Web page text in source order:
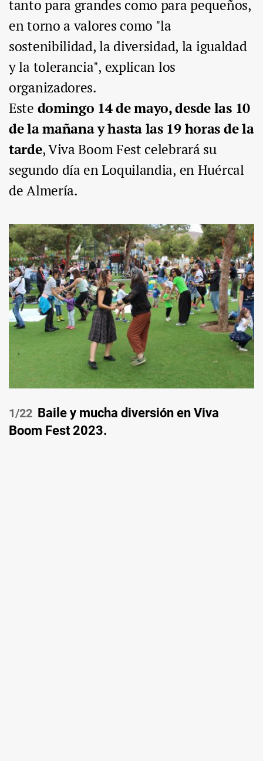
tanto para grandes como para pequeños,
en torno a valores como "la
sostenibilidad, la diversidad, la igualdad
y la tolerancia", explican los
organizadores.
Este domingo 14 de mayo, desde las 10
de la mañana y hasta las 19 horas de la
tarde, Viva Boom Fest celebrará su
segundo día en Loquilandia, en Huércal
de Almería.
/22 Baile y mucha diversión en Viva
Boom Fest 2023.